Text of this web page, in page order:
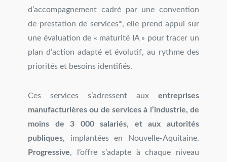
d’accompagnement cadré par une convention
de prestation de services*, elle prend appui sur
une évaluation de « maturité IA » pour tracer un
plan d’action adapté et évolutif, au rythme des
priorités et besoins identifiés.
Ces services s’adressent aux entreprises
manufacturières ou de services à l’industrie, de
moins de 3 000 salariés, et aux autorités
publiques, implantées en Nouvelle-Aquitaine.
Progressive, l’offre s’adapte à chaque niveau